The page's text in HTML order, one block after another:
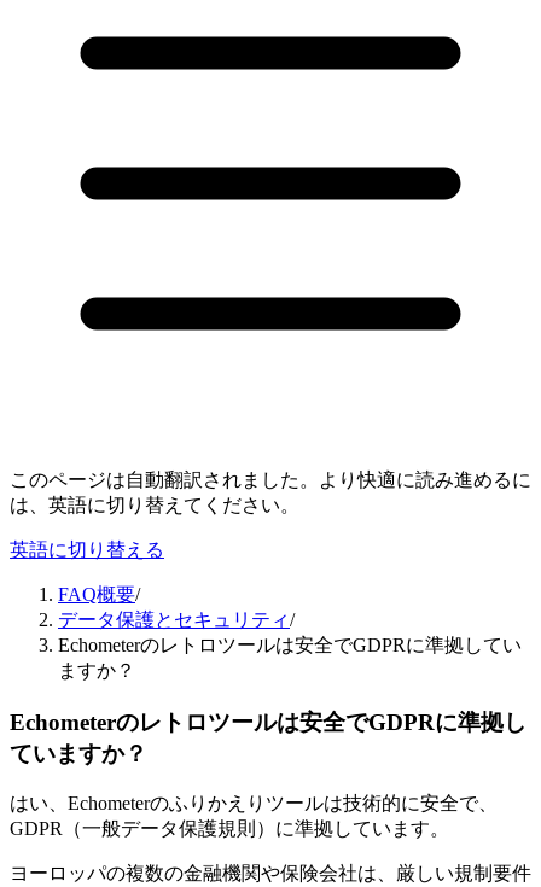
このページは自動翻訳されました。より快適に読み進めるに
は、英語に切り替えてください。
英語に切り替える
FAQ概要/
データ保護とセキュリティ/
Echometerのレトロツールは安全でGDPRに準拠してい
ますか？
Echometerのレトロツールは安全でGDPRに準拠し
ていますか？
はい、Echometerのふりかえりツールは技術的に安全で、
GDPR（一般データ保護規則）に準拠しています。
ヨーロッパの複数の金融機関や保険会社は、厳しい規制要件